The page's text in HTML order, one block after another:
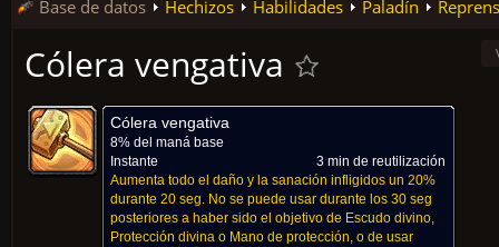
Base de datos Hechizos Habilidades Paladín
Cólera vengativa
Cólera vengativa
8% del maná base
Instante
3 min de reutilización
Aumenta todo el daño y la sanación infligidos un 20%
durante 20 seg. No se puede usar durante los 30 seg
posteriores a haber sido el objetivo de Escudo divino,
Protección divina o Mano de protección, o de usar